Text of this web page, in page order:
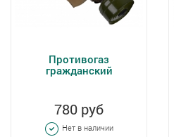
Противогаз
гражданский
780 руб
Нет в наличии